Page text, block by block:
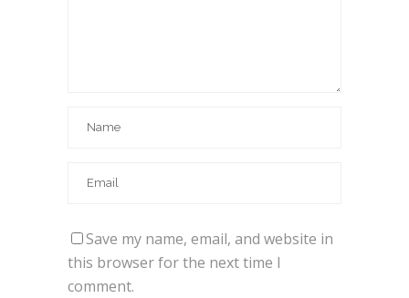
Save my name, email, and website in
this browser for the next time I
comment.